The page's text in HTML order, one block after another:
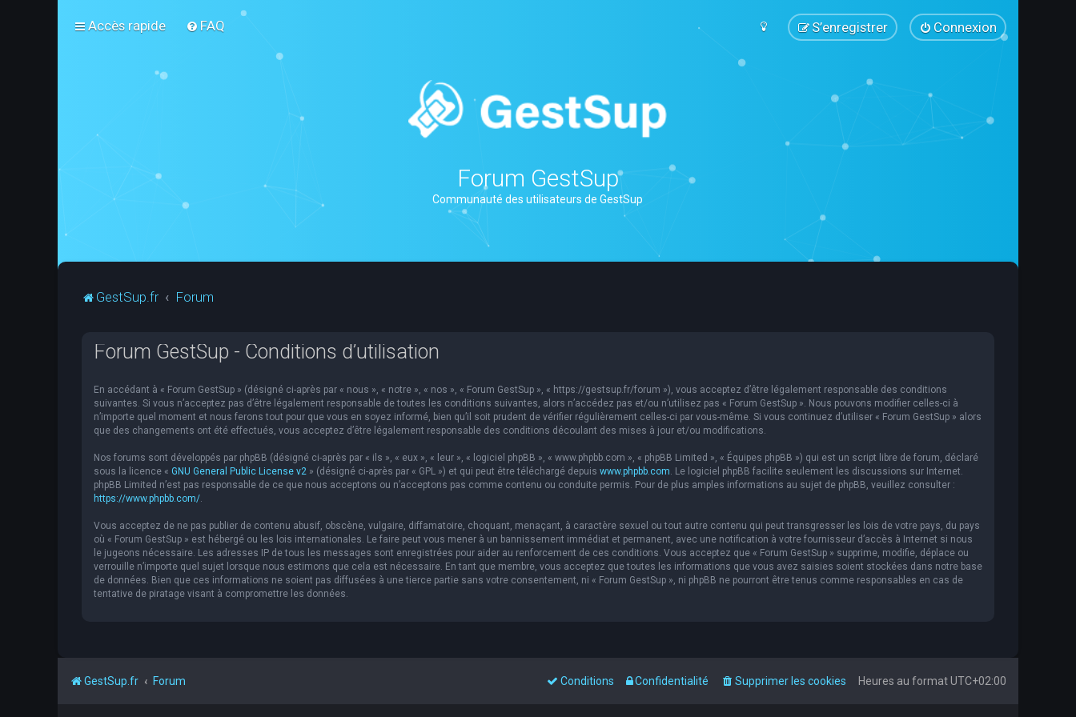
Accès rapide FAQ Connexion
S’enregistrer
Forum GestSup
Communauté des utilisateurs de GestSup
GestSup.fr Forum
Forum GestSup - Conditions d’utilisation
En accédant à « Forum GestSup » (désigné ci-après par « nous », « notre », « nos », « Forum GestSup », « https://gestsup.fr/forum »), vous acceptez d’être légalement responsable des conditions
suivantes. Si vous n’acceptez pas d’être légalement responsable de toutes les conditions suivantes, alors n’accédez pas et/ou n’utilisez pas « Forum GestSup ». Nous pouvons modifier celles-ci à
n’importe quel moment et nous ferons tout pour que vous en soyez informé, bien qu’il soit prudent de vérifier régulièrement celles-ci par vous-même. Si vous continuez d’utiliser « Forum GestSup » alors
que des changements ont été effectués, vous acceptez d’être légalement responsable des conditions découlant des mises à jour et/ou modifications.
Nos forums sont développés par phpBB (désigné ci-après par « ils », « eux », « leur », « logiciel phpBB », « www.phpbb.com », « phpBB Limited », « Équipes phpBB ») qui est un script libre de forum, déclaré
sous la licence « GNU General Public License v2 » (désigné ci-après par « GPL ») et qui peut être téléchargé depuis www.phpbb.com. Le logiciel phpBB facilite seulement les discussions sur Internet.
phpBB Limited n’est pas responsable de ce que nous acceptons ou n’acceptons pas comme contenu ou conduite permis. Pour de plus amples informations au sujet de phpBB, veuillez consulter :
https://www.phpbb.com/.
Vous acceptez de ne pas publier de contenu abusif, obscène, vulgaire, diffamatoire, choquant, menaçant, à caractère sexuel ou tout autre contenu qui peut transgresser les lois de votre pays, du pays
où « Forum GestSup » est hébergé ou les lois internationales. Le faire peut vous mener à un bannissement immédiat et permanent, avec une notification à votre fournisseur d’accès à Internet si nous
le jugeons nécessaire. Les adresses IP de tous les messages sont enregistrées pour aider au renforcement de ces conditions. Vous acceptez que « Forum GestSup » supprime, modifie, déplace ou
verrouille n’importe quel sujet lorsque nous estimons que cela est nécessaire. En tant que membre, vous acceptez que toutes les informations que vous avez saisies soient stockées dans notre base
de données. Bien que ces informations ne soient pas diffusées à une tierce partie sans votre consentement, ni « Forum GestSup », ni phpBB ne pourront être tenus comme responsables en cas de
tentative de piratage visant à compromettre les données.
GestSup.fr Forum Heures au formatUTC+02:00
Supprimer les cookies
Confidentialité
Conditions